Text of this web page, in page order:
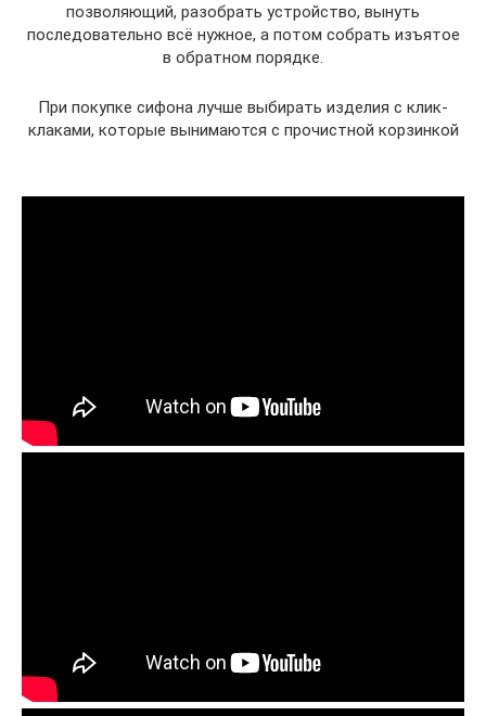
позволяющий, разобрать устройство, вынуть
последовательно всё нужное, а потом собрать изъятое
в обратном порядке.
При покупке сифона лучше выбирать изделия с клик-
клаками, которые вынимаются с прочистной корзинкой